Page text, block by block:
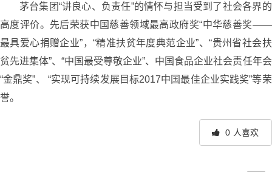
茅台集团“讲良心、负责任”的情怀与担当受到了社会各界的
高度评价。先后荣获中国慈善领域最高政府奖“中华慈善奖――
最具爱心捐赠企业”，“精准扶贫年度典范企业”、“贵州省社会扶
贫先进集体”、“中国最受尊敬企业”、中国食品企业社会责任年会
“金鼎奖”、 “实现可持续发展目标2017中国最佳企业实践奖”等荣
誉。
0 人喜欢